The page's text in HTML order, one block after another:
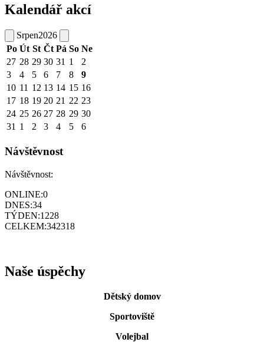
Kalendář akcí
Srpen2026
Po Út St Čt Pá So Ne
27 28 29 30 31 1
2
3
4 5 6 7 8
9
10 11 12 13 14 15 16
17 18 19 20 21 22 23
24 25 26 27 28 29 30
31 1 2 3 4 5 6
Návštěvnost
Návštěvnost:
ONLINE:0
DNES:34
TÝDEN:1228
CELKEM:342318
Naše úspěchy
Dětský domov
Sportoviště
Volejbal